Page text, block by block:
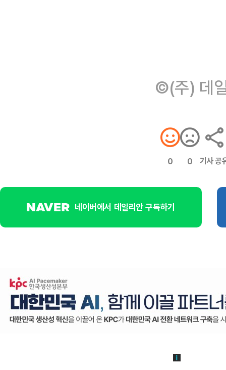
©(주) 데
0 0 기사 공
네이버에서 데일리안 구독하기